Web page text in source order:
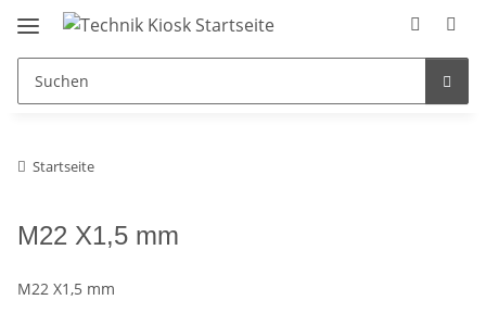
Startseite
M22 X1,5 mm
M22 X1,5 mm